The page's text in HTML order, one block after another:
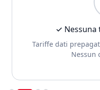
✓ Nessuna
Tariffe dati
Nessun